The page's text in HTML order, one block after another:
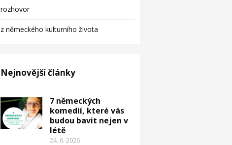
rozhovor
z německého kulturního života
Nejnovější články
7 německých
komedií, které vás
budou bavit nejen v
létě
24. 6. 2026